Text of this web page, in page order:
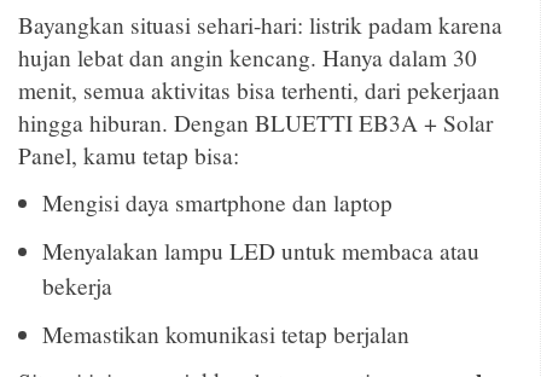
Bayangkan situasi sehari-hari: listrik padam karena
hujan lebat dan angin kencang. Hanya dalam 30
menit, semua aktivitas bisa terhenti, dari pekerjaan
hingga hiburan. Dengan BLUETTI EB3A + Solar
Panel, kamu tetap bisa:
Mengisi daya smartphone dan laptop
Menyalakan lampu LED untuk membaca atau
bekerja
Memastikan komunikasi tetap berjalan